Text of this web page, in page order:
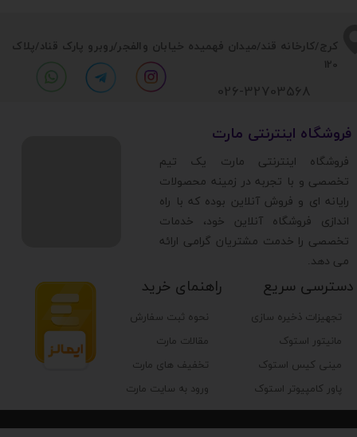
​​کرج/کارخانه قند/میدان فهمیده خیابان والفجر/روبرو پارک قناد/پلاک
120
تجهیزات ذخیره سازی
مانیتور استوک
مینی کیس استوک
پاور کامپیوتر استوک
دسترسی سریع راهنمای خرید
نحوه ثبت سفارش
مقالات مارت
تخفیف های مارت
ورود به سایت مارت
​فروشگاه اینترنتی مارت
​فروشگاه اینترنتی مارت یک تیم
تخصصی و با تجربه در زمینه محصولات
رایانه ای و فروش آنلاین بوده که با راه
اندازی فروشگاه آنلاین خود، خدمات
تخصصی را خدمت مشتریان گرامی ارائه
می دهد.
026-32703568